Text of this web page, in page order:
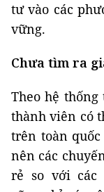
tư vào các
vững.
Chưa tìm ra
Theo hệ
thành viên có
trên toàn
nên các
rẻ so với các